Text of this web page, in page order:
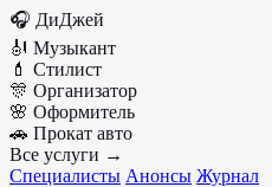
🎧 ДиДжей
🎻 Музыкант
💄 Стилист
🎊 Организатор
🌸 Оформитель
🚗 Прокат авто
Все услуги →
Специалисты Анонсы Журнал